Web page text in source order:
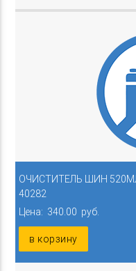
ОЧИСТИТЕЛЬ ШИН
40282
Цена: 340.00 руб.
в корзину